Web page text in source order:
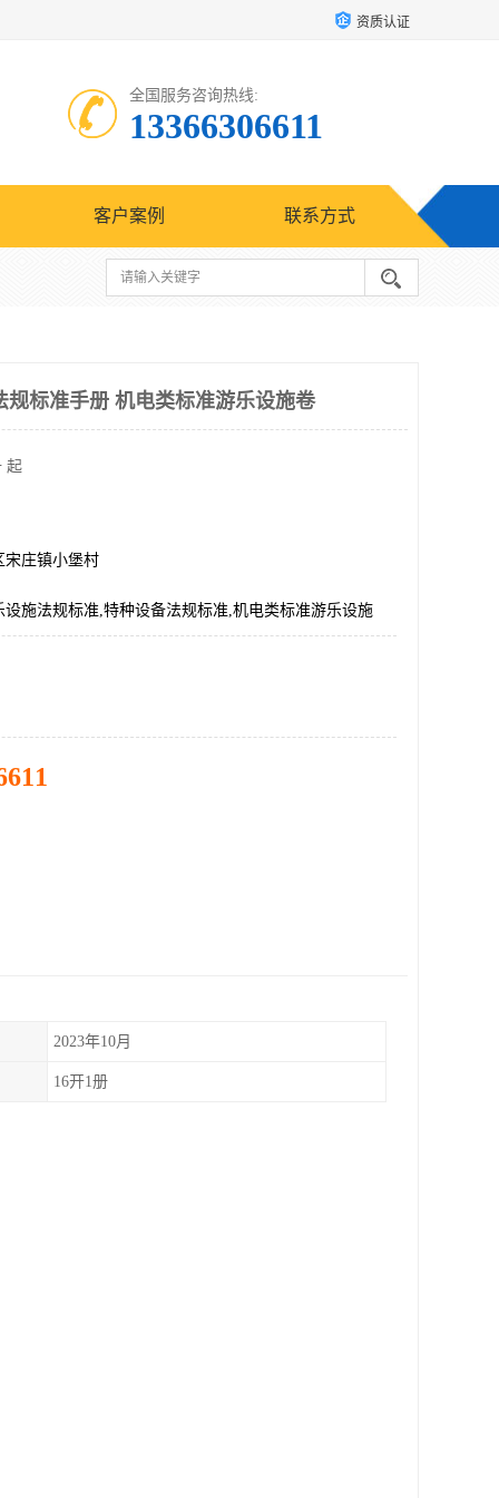
资质认证
全国服务咨询热线:
13366306611
客户案例 联系方式
规标准手册 机电类标准游乐设施卷
起
宋庄镇小堡村
设施法规标准,特种设备法规标准,机电类标准游乐设施
2023年10月
16开1册